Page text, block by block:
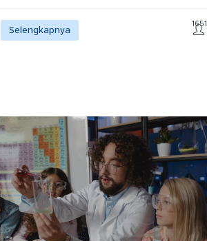
Selengkapnya 1651